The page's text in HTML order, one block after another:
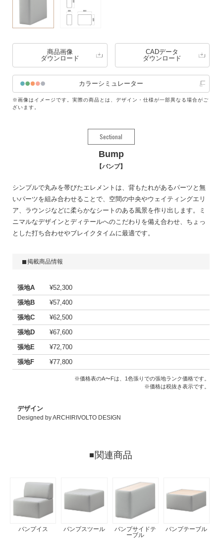
商品画像
ダウンロード
CADデータ
ダウンロード
カラーシミュレーター
※画像はイメージです。実際の商品とは、デザイン・仕様が一部異なる場合がご
ざいます。
Sectional
Bump
バンプ
シンプルで丸みを帯びたエレメントは、背もたれがあるパーツと無
いパーツを組み合わせることで、空間の中央やウェイティングエリ
ア、ラウンジなどに柔らかなシートのある風景を作り出します。ミ
ニマルなデザインとディテールへのこだわりを備え合わせ、ちょっ
とした打ち合わせやブレイクタイムに最適です。
掲載商品情報
張地A
¥52,300
張地B
¥57,400
張地C
¥62,500
張地D
¥67,600
張地E
¥72,700
張地F
¥77,800
※価格表のA〜Fは、1色張りでの張地ランク価格です。
※価格は税抜き表示です。
デザイン
Designed by ARCHIRIVOLTO DESIGN
関連商品
バンプイス バンプスツール
バンプサイドテ
ーブル
バンプテーブル